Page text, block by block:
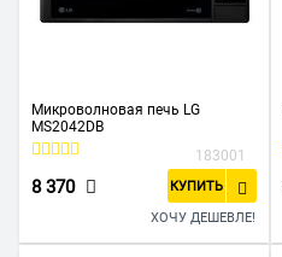
Микроволновая печь LG
MS2042DB
183001
8 370 КУПИТЬ
ХОЧУ ДЕШЕВЛЕ!